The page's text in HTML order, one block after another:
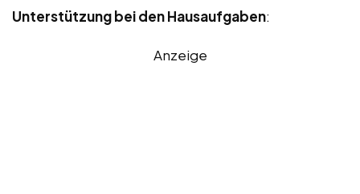
Unterstützung bei den Hausaufgaben:
Anzeige